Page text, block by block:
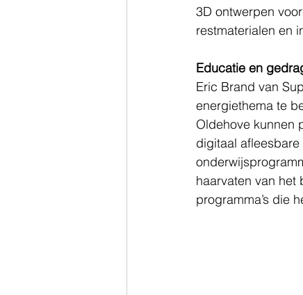
3D ontwerpen
restmaterialen en
Educatie en
Eric Brand van
energiethema te
Oldehove kunnen
digitaal
haarvaten van
programma’s die